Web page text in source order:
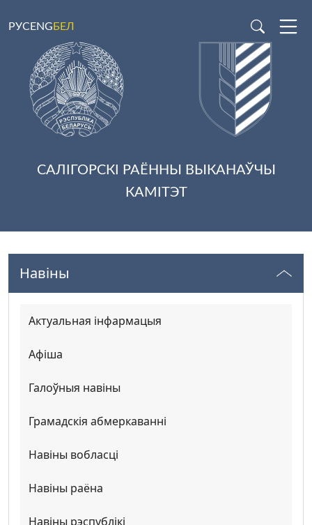
РУСENG БЕЛ
САЛІГОРСКІ РАЁННЫ ВЫКАНАЎЧЫ
КАМІТЭТ
Навіны
Актуальная інфармацыя
Афіша
Галоўныя навіны
Грамадскія абмеркаванні
Навіны вобласці
Навіны раёна
Навіны рэспублікі